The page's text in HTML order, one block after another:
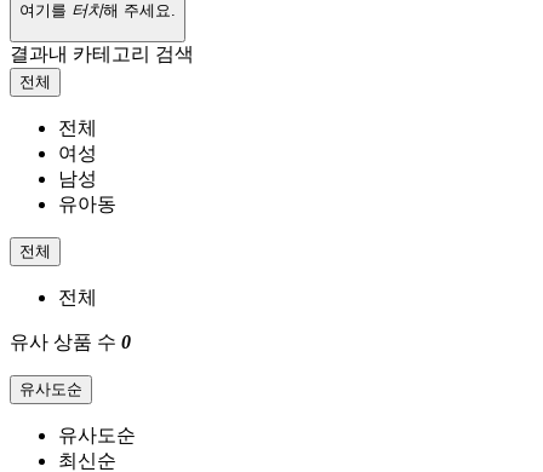
여기를 터치해 주세요.
결과내 카테고리 검색
전체
전체
여성
남성
유아동
전체
전체
유사 상품 수 0
유사도순
유사도순
최신순